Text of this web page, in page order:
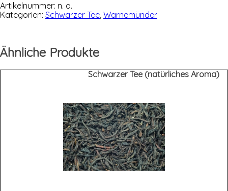
Artikelnummer: n. a.
Kategorien: Schwarzer Tee, Warnemünder
Ähnliche Produkte
Schwarzer Tee (natürliches Aroma)